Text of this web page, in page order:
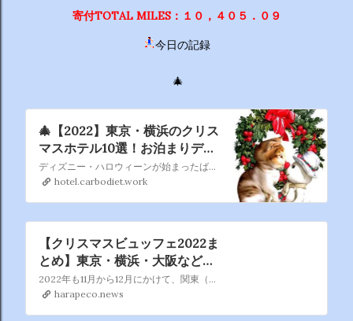
寄付TOTAL MILES：１０，４０５．０９
今日の記録
🎄
🎄【2022】東京・横浜のクリス
マスホテル10選！お泊まりデー
トのおすすめプラン - OZmallディズニー・ハロウィーンが始まったばかりなのに もうクリスマスの話題ですかって、今のうちに書いておかないと あっという間にクリスマスシーズンに突入しますからね。 ねって、あらまあもう突入してますね、クリスマスは早い者勝ち！
hotel.carbodiet.work
【クリスマスビュッフェ2022ま
とめ】東京・横浜・大阪などの
ホテル予約！スイーツブッフェ
にディナーも！ – はらぺこニュ
ース
2022年も11月から12月にかけて、関東（東京・横浜・千葉）や名古屋、関西（大阪・京都・神戸）など全国の有名ホテルの多くで、クリスマススイーツビュッフェや、ローストチキン＆ローストビーフが提供されるクリスマスランチブッフェ・クリスマスディナーブッフェが開催されます。そこで、エリアごとにクリスマスイベントの一覧を作ってみました！シュトーレンなどクリスマスシー…
harapeco.news